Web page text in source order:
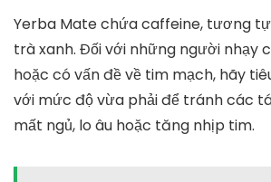
Yerba Mate chứa caffeine, tương
trà xanh. Đối với những người nhạy
hoặc có vấn đề về tim mạch, hãy
với mức độ vừa phải để tránh các
mất ngủ, lo âu hoặc tăng nhịp tim.